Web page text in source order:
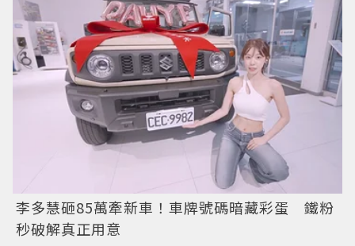
李多慧砸85萬牽新車！車牌號碼暗藏彩蛋 鐵粉
秒破解真正用意